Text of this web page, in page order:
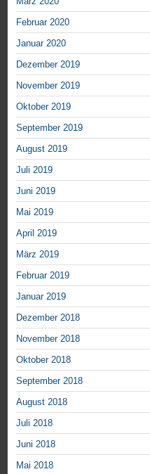
Februar 2020
Januar 2020
Dezember 2019
November 2019
Oktober 2019
September 2019
August 2019
Juli 2019
Juni 2019
Mai 2019
April 2019
März 2019
Februar 2019
Januar 2019
Dezember 2018
November 2018
Oktober 2018
September 2018
August 2018
Juli 2018
Juni 2018
Mai 2018